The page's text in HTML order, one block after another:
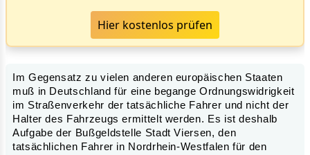
Hier kostenlos prüfen
Im Gegensatz zu vielen anderen europäischen Staaten
muß in Deutschland für eine begange Ordnungswidrigkeit
im Straßenverkehr der tatsächliche Fahrer und nicht der
Halter des Fahrzeugs ermittelt werden. Es ist deshalb
Aufgabe der Bußgeldstelle Stadt Viersen, den
tatsächlichen Fahrer in Nordrhein-Westfalen für den